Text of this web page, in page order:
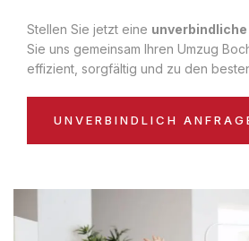
Stellen Sie jetzt eine
Sie uns gemeinsam Ihren Umzug
effizient, sorgfältig und zu den
UNVERBINDLICH